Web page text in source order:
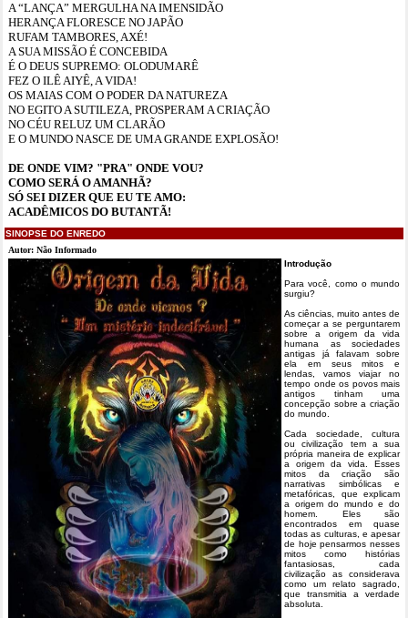
A “LANÇA” MERGULHA NA IMENSIDÃO
HERANÇA FLORESCE NO JAPÃO
RUFAM TAMBORES, AXÉ!
A SUA MISSÃO É CONCEBIDA
É O DEUS SUPREMO: OLODUMARÊ
FEZ O ILÊ AIYÊ, A VIDA!
OS MAIAS COM O PODER DA NATUREZA
NO EGITO A SUTILEZA, PROSPERAM A CRIAÇÃO
NO CÉU RELUZ UM CLARÃO
E O MUNDO NASCE DE UMA GRANDE EXPLOSÃO!
DE ONDE VIM? "PRA" ONDE VOU?
COMO SERÁ O AMANHÃ?
SÓ SEI DIZER QUE EU TE AMO:
ACADÊMICOS DO BUTANTÃ!
SINOPSE DO ENREDO
Autor: Não Informado
Introdução
Para você, como o mundo
surgiu?
As ciências, muito antes de
começar a se perguntarem
sobre a origem da vida
humana as sociedades
antigas já falavam sobre
ela em seus mitos e
lendas, vamos viajar no
tempo onde os povos mais
antigos tinham uma
concepção sobre a criação
do mundo.
Cada sociedade, cultura
ou civilização tem a sua
própria maneira de explicar
a origem da vida. Esses
mitos da criação são
narrativas simbólicas e
metafóricas, que explicam
a origem do mundo e do
homem. Eles são
encontrados em quase
todas as culturas, e apesar
de hoje pensarmos nesses
mitos como histórias
fantasiosas, cada
civilização as considerava
como um relato sagrado,
que transmitia a verdade
absoluta.